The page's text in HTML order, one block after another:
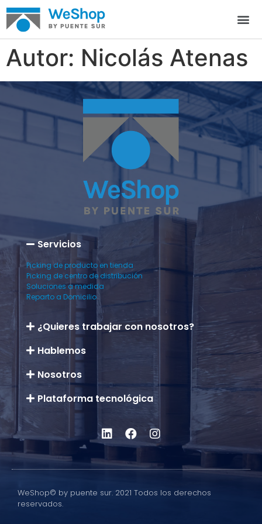
Autor: Nicolás Atenas
Servicios
Picking de producto en tienda
Picking de centro de distribución
Soluciones a medida
Reparto a Domicilio
¿Quieres trabajar con nosotros?
Hablemos
Nosotros
Plataforma tecnológica
WeShop© by puente sur. 2021 Todos los derechos
reservados.